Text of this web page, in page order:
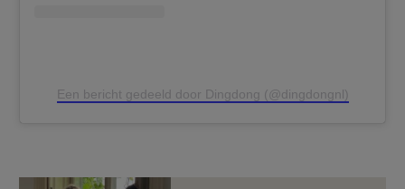
Een bericht gedeeld door Dingdong (@dingdongnl)